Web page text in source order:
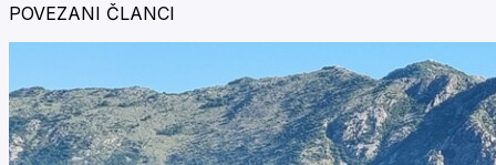
POVEZANI ČLANCI